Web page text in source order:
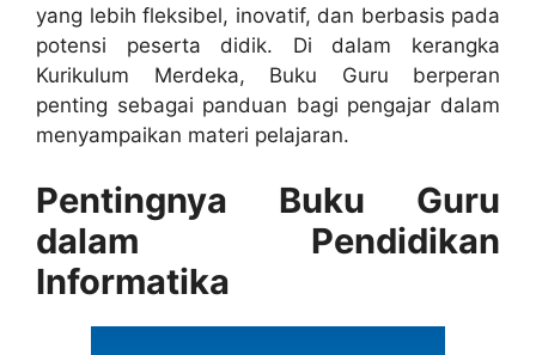
yang lebih fleksibel, inovatif, dan berbasis pada
potensi peserta didik. Di dalam kerangka
Kurikulum Merdeka, Buku Guru berperan
penting sebagai panduan bagi pengajar dalam
menyampaikan materi pelajaran.
Pentingnya Buku Guru
dalam Pendidikan
Informatika